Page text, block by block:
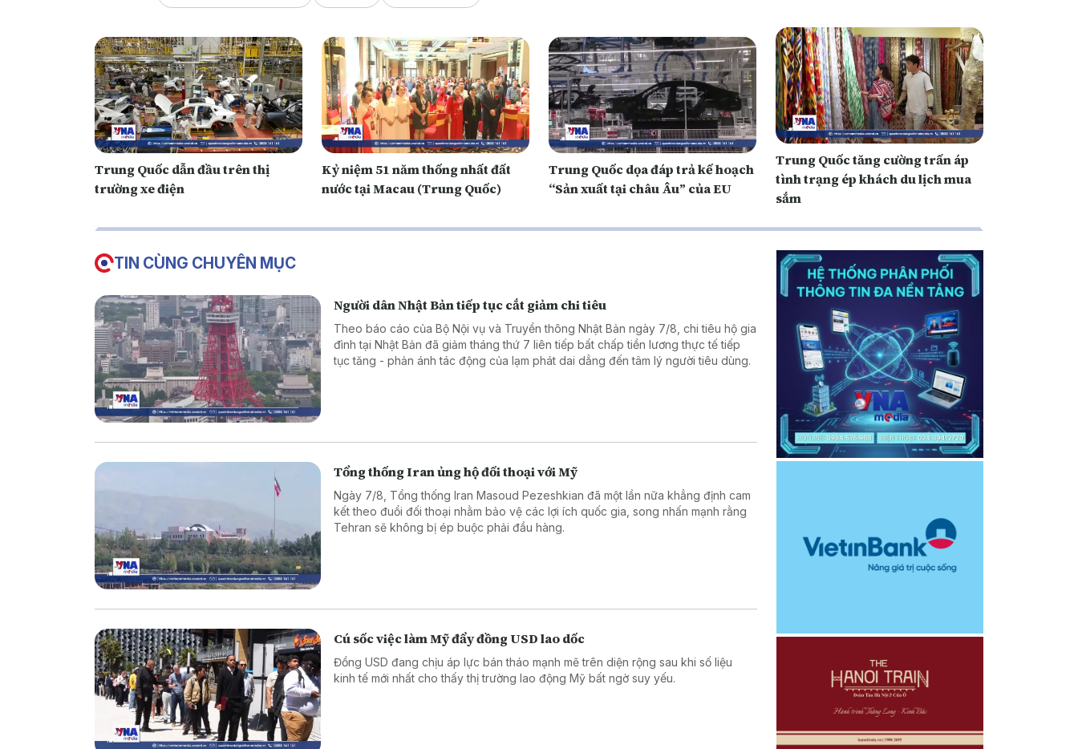
Trung Quốc dẫn đầu trên thị
trường xe điện
Kỷ niệm 51 năm thống nhất đất
nước tại Macau (Trung Quốc)
Trung Quốc dọa đáp trả kế hoạch
“Sản xuất tại châu Âu” của EU
Trung Quốc tăng cường trấn áp
tình trạng ép khách du lịch mua
sắm
TIN CÙNG CHUYÊN MỤC
Người dân Nhật Bản tiếp tục cắt giảm chi tiêu
Theo báo cáo của Bộ Nội vụ và Truyền thông Nhật Bản ngày 7/8, chi tiêu hộ gia
đình tại Nhật Bản đã giảm tháng thứ 7 liên tiếp bất chấp tiền lương thực tế tiếp
tục tăng - phản ánh tác động của lạm phát dai dẳng đến tâm lý người tiêu dùng.
Tổng thống Iran ủng hộ đối thoại với Mỹ
Ngày 7/8, Tổng thống Iran Masoud Pezeshkian đã một lần nữa khẳng định cam
kết theo đuổi đối thoại nhằm bảo vệ các lợi ích quốc gia, song nhấn mạnh rằng
Tehran sẽ không bị ép buộc phải đầu hàng.
Cú sốc việc làm Mỹ đẩy đồng USD lao dốc
Đồng USD đang chịu áp lực bán tháo mạnh mẽ trên diện rộng sau khi số liệu
kinh tế mới nhất cho thấy thị trường lao động Mỹ bất ngờ suy yếu.